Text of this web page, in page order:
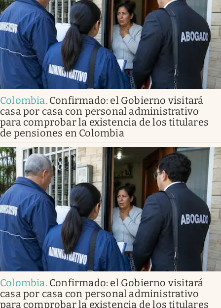
Colombia. Confirmado: el Gobierno visitará
casa por casa con personal administrativo
para comprobar la existencia de los titulares
de pensiones en Colombia
Colombia. Confirmado: el Gobierno visitará
casa por casa con personal administrativo
para comprobar la existencia de los titulares